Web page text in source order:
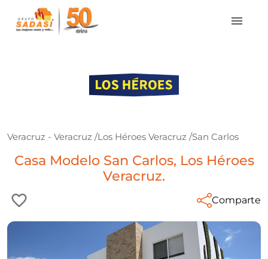
Veracruz - Veracruz /Los Héroes Veracruz /San Carlos
Casa Modelo San Carlos, Los Héroes
Veracruz.
Comparte